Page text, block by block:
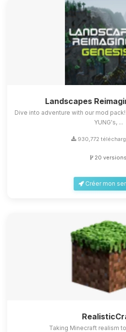
Landscapes
Dive into adventure with our mod
YUNG's, ...
930,772
20 versions
Créer mon
Taking Minecraft realism